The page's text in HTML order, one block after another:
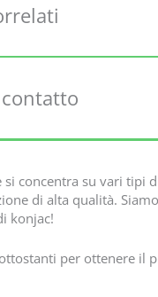
si concentra su vari tipi
di alta qualità.
konjac!
per ottenere il